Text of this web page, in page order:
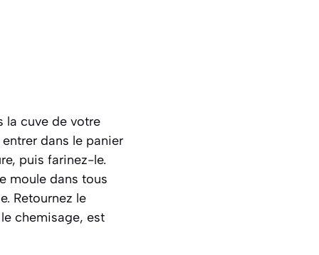
la cuve de votre
dans le panier
puis farinez-le.
moule dans tous
Retournez le
le chemisage, est